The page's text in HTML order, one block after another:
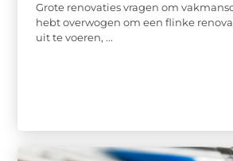
Grote renovaties vragen om
hebt overwogen om een flinke
uit te voeren, ...